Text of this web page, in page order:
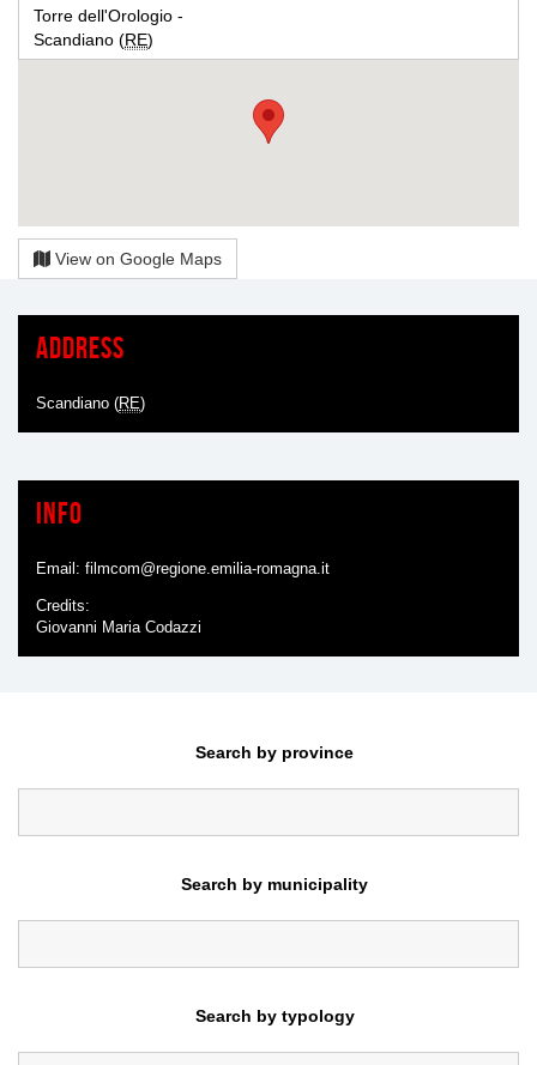
Torre dell'Orologio -
Scandiano (RE)
View on Google Maps
Address
Scandiano (RE)
Info
Email: filmcom@regione.emilia-romagna.it
Credits
Giovanni Maria Codazzi
Search by province
Search by municipality
Search by typology